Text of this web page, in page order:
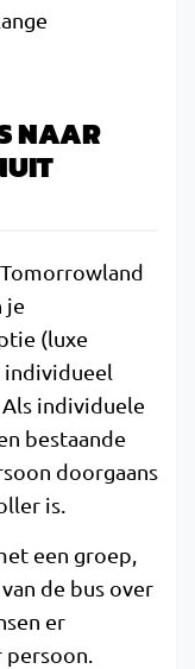
NAAR
je
(luxe
individuele
bestaande
doorgaans
is.
een groep,
de bus over
er